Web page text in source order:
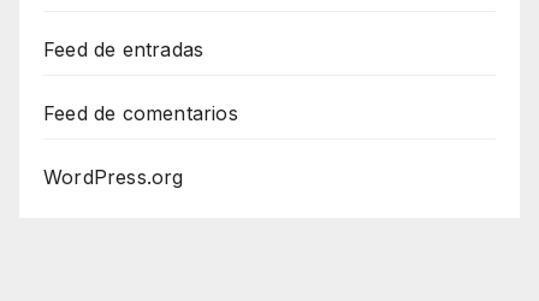
Feed de entradas
Feed de comentarios
WordPress.org